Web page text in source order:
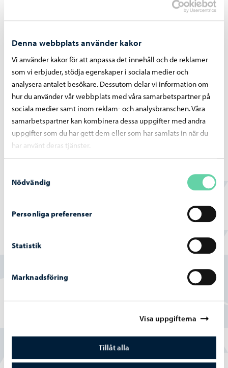
Denna webbplats använder kakor
Vi använder kakor för att anpassa det innehåll och de reklamer
som vi erbjuder, stödja egenskaper i sociala medier och
analysera antalet besökare. Dessutom delar vi information om
hur du använder vår webbplats med våra samarbetspartner på
sociala medier samt inom reklam- och analysbranschen. Våra
samarbetspartner kan kombinera dessa uppgifter med andra
uppgifter som du har gett dem eller som har samlats in när du
har använt deras tjänster.
Nödvändig
Personliga preferenser
Statistik
Marknadsföring
Visa uppgifterna
Tillåt alla
Hur anmäler jag om frånvaro?
Visa FPA:s beslut till daghemsföreståndaren om
frånvaron i tid, enligt nämnda anmälningstider.
Lägg frånvarodagarna i DaisyFamilys
vårdtidsbokningskalender i tid, enligt nämnda
anmälningstider.
Personalen / daghemsföreståndaren ändrar i tid
anmälda frånvarodagarna till ersättningsdagar, om
vårdtiden enligt timgränsen för den månaden inte har
Hittade du vad du sökte?